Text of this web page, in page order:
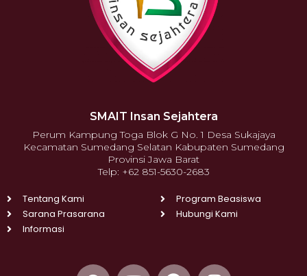
SMAIT Insan Sejahtera
Perum Kampung Toga Blok G No. 1 Desa Sukajaya
Kecamatan Sumedang Selatan Kabupaten Sumedang
Provinsi Jawa Barat
Telp: +62 851-5630-2683
Tentang Kami
Sarana Prasarana
Informasi
Program Beasiswa
Hubungi Kami